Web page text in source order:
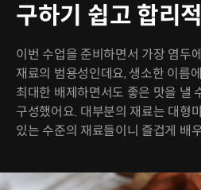
구하기 쉽고 합리
이번 수업을 준비하면서 가장 염두
재료의 범용성인데요, 생소한 이름
최대한 배제하면서도 좋은 맛을 낼
구성했어요. 대부분의 재료는 대형
있는 수준의 재료들이니 즐겁게 배